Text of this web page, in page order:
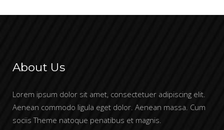
About Us
Lorem ipsum dolor sit amet, consectetuer adipiscing elit.
Aenean commodo ligula eget dolor. Aenean massa. Cum
sociis Theme natoque penatibus et magnis.